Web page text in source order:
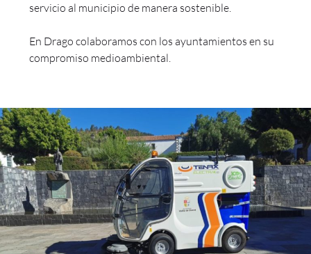
servicio al municipio de manera sostenible.
En Drago colaboramos con los ayuntamientos en su
compromiso medioambiental.